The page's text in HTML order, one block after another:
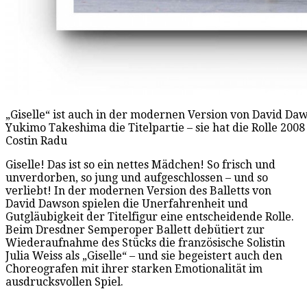
„Giselle“ ist auch in der modernen Version von David
Yukimo Takeshima die Titelpartie – sie hat die Rolle
Costin Radu
Giselle! Das ist so ein nettes Mädchen! So frisch und
unverdorben, so jung und aufgeschlossen – und so
verliebt! In der modernen Version des Balletts von
David Dawson spielen die Unerfahrenheit und
Gutgläubigkeit der Titelfigur eine entscheidende Rolle.
Beim Dresdner Semperoper Ballett debütiert zur
Wiederaufnahme des Stücks die französische Solistin
Julia Weiss als „Giselle“ – und sie begeistert auch den
Choreografen mit ihrer starken Emotionalität im
ausdrucksvollen Spiel.